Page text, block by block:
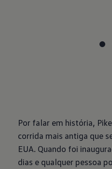
Por falar em história,
corrida mais antiga que
EUA. Quando foi
dias e qualquer pessoa